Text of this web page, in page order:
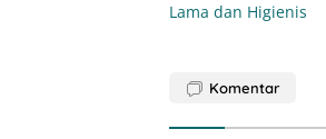
Lama dan Higienis
Komentar